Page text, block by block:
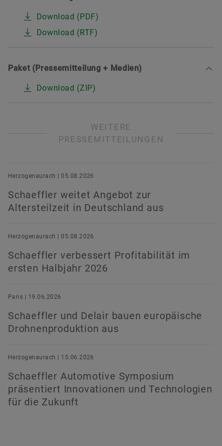
Matthias Herms
Nachhaltigkeit
Herzogenaurach
matthias.herms@schaeffler.com
Download (PDF)
Download (RTF)
Paket (Pressemitteilung + Medien)
Download (ZIP)
WEITERE
PRESSEMITTEILUNGEN
Herzogenaurach | 05.08.2026
Schaeffler weitet Angebot zur
Altersteilzeit in Deutschland aus
Herzogenaurach | 05.08.2026
Schaeffler verbessert Profitabilität im
ersten Halbjahr 2026
Paris | 19.06.2026
Schaeffler und Delair bauen europäische
Drohnenproduktion aus
Herzogenaurach | 15.06.2026
Schaeffler Automotive Symposium
präsentiert Innovationen und Technologien
für die Zukunft